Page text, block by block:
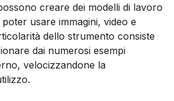
creare dei modelli di lavoro
usare immagini, video e
dello strumento consiste
dai numerosi esempi
velocizzandone la